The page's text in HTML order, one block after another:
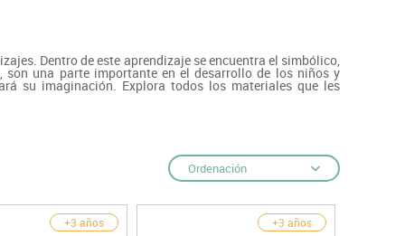
Psicomotricidad
Deportes raqueta
Dentro de este aprendizaje se encuentra el simbólico,
una parte importante en el desarrollo de los niños y
su imaginación. Explora todos los materiales que les
Ordenación
+3 años +3 años